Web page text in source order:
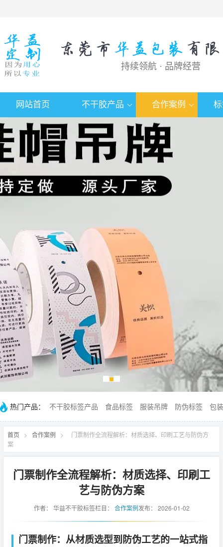
持续领航 · 品牌经营
网站首页 不干胶产品 合作案例
热门产品： 不干胶标签产品 食品标签 服装吊牌 防伪标签 包
首页 > 合作案例 >
门票制作全流程解析：材质选择、印刷工艺与防伪方
案
门票制作全流程解析：材质选择、印刷工
艺与防伪方案
作者： 华益不干胶标签栏目： 合作案例发布： 2026-01-02
门票制作：从材质选型到防伪工艺的一站式指